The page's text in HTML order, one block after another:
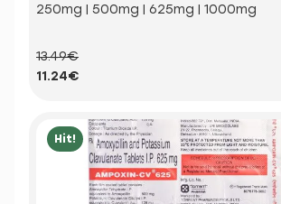
250mg | 500mg | 625mg | 1000mg
13.49€
11.24€
Hit!